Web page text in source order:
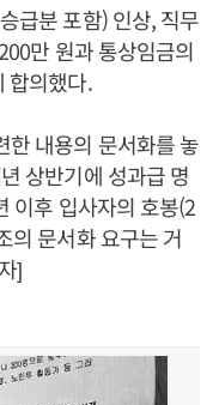
급분 포함) 인상, 직무
만 원과 통상임금의
합의했다.
한 내용의 문서화를 놓
상반기에 성과급 명
이후 입사자의 호봉(2
의 문서화 요구는 거
]